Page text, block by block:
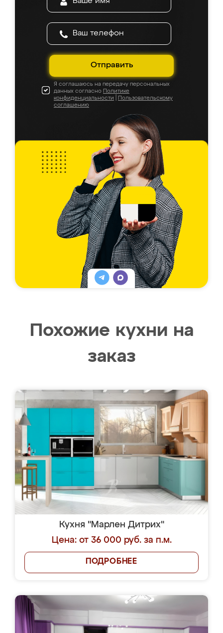
Отправить
Я соглашаюсь на передачу персональных
данных согласно Политике
конфиденциальности
Пользовательскому
соглашению
Похожие кухни на
заказ
Кухня "Марлен Дитрих"
Цена: от 36 000 руб. за п.м.
ПОДРОБНЕЕ